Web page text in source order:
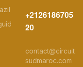
+2126186705
20
contact@circuit
sudmaroc.com